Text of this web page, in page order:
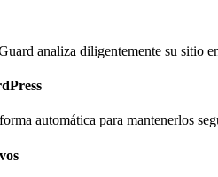
analiza diligentemente su sitio
automática para mantenerlos